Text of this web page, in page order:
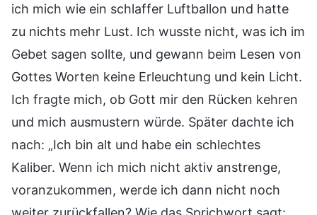
ich mich wie ein schlaffer Luftballon und hatte
zu nichts mehr Lust. Ich wusste nicht, was ich im
Gebet sagen sollte, und gewann beim Lesen von
Gottes Worten keine Erleuchtung und kein Licht.
Ich fragte mich, ob Gott mir den Rücken kehren
und mich ausmustern würde. Später dachte ich
nach: „Ich bin alt und habe ein schlechtes
Kaliber. Wenn ich mich nicht aktiv anstrenge,
voranzukommen, werde ich dann nicht noch